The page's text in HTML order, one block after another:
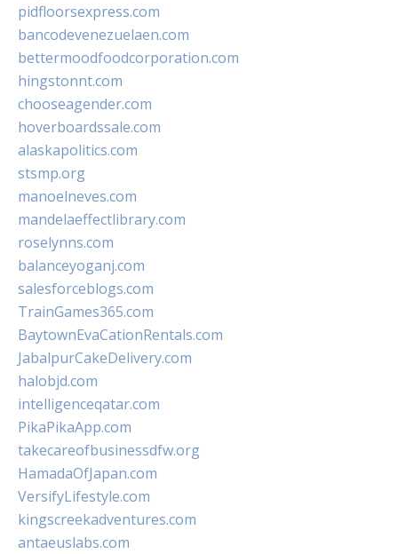
pidfloorsexpress.com
bancodevenezuelaen.com
bettermoodfoodcorporation.com
hingstonnt.com
chooseagender.com
hoverboardssale.com
alaskapolitics.com
stsmp.org
manoelneves.com
mandelaeffectlibrary.com
roselynns.com
balanceyoganj.com
salesforceblogs.com
TrainGames365.com
BaytownEvaCationRentals.com
JabalpurCakeDelivery.com
halobjd.com
intelligenceqatar.com
PikaPikaApp.com
takecareofbusinessdfw.org
HamadaOfJapan.com
VersifyLifestyle.com
kingscreekadventures.com
antaeuslabs.com